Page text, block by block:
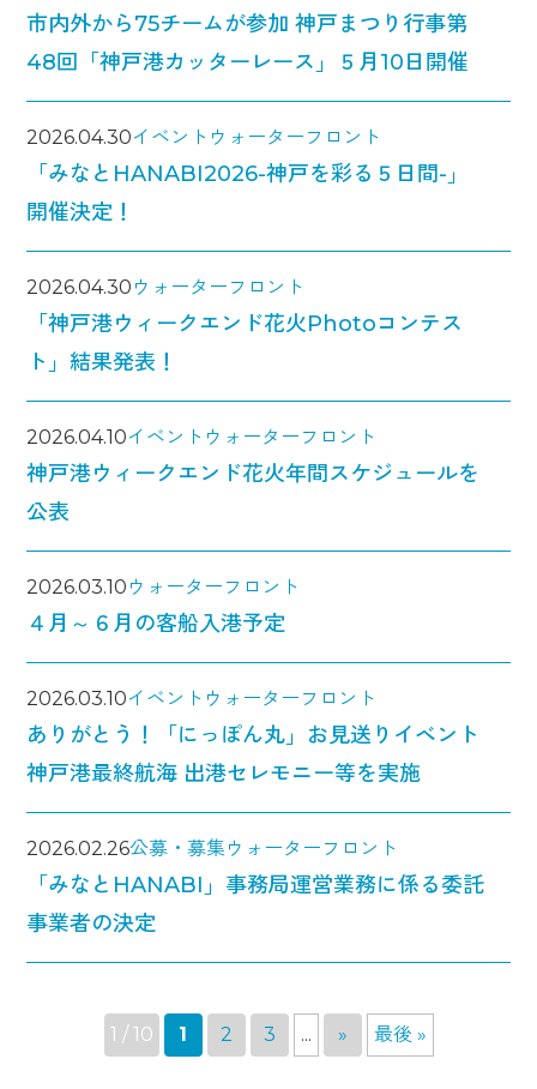
市内外から75チームが参加 神戸まつり行事第
48回「神戸港カッターレース」５月10日開催
2026.04.30イベント ウォーターフロント
「みなとHANABI2026-神戸を彩る５日間-」
開催決定！
2026.04.30 ウォーターフロント
「神戸港ウィークエンド花火Photoコンテス
ト」結果発表！
2026.04.10イベント ウォーターフロント
神戸港ウィークエンド花火年間スケジュールを
公表
2026.03.10 ウォーターフロント
４月～６月の客船入港予定
2026.03.10イベント ウォーターフロント
ありがとう！「にっぽん丸」お見送りイベント
神戸港最終航海 出港セレモニー等を実施
2026.02.26公募・募集ウォーターフロント
「みなとHANABI」事務局運営業務に係る委託
事業者の決定
1 / 10 1 2 3 ... » 最後 »